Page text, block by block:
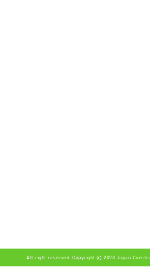
All right reserved. Copyright © 2023 Japan